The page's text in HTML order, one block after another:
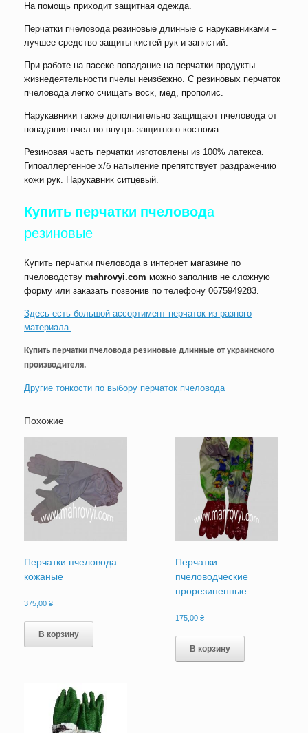
На помощь приходит защитная одежда.
Перчатки пчеловода резиновые длинные с нарукавниками –
лучшее средство защиты кистей рук и запястий.
При работе на пасеке попадание на перчатки продукты
жизнедеятельности пчелы неизбежно. С резиновых перчаток
пчеловода легко счищать воск, мед, прополис.
Нарукавники также дополнительно защищают пчеловода от
попадания пчел во внутрь защитного костюма.
Резиновая часть перчатки изготовлены из 100% латекса.
Гипоаллергенное х/б напыление препятствует раздражению
кожи рук. Нарукавник ситцевый.
Купить перчатки пчеловода
резиновые
Купить перчатки пчеловода в интернет магазине по
пчеловодству mahrovyi.com можно заполнив не сложную
форму или заказать позвонив по телефону 0675949283.
Здесь есть большой ассортимент перчаток из разного
материала.
Купить перчатки пчеловода резиновые длинные от украинского
производителя.
Другие тонкости по выбору перчаток пчеловода
Похожие
Перчатки пчеловода
кожаные
375,00 ₴
В корзину
Перчатки
пчеловодческие
прорезиненные
175,00₴
В корзину